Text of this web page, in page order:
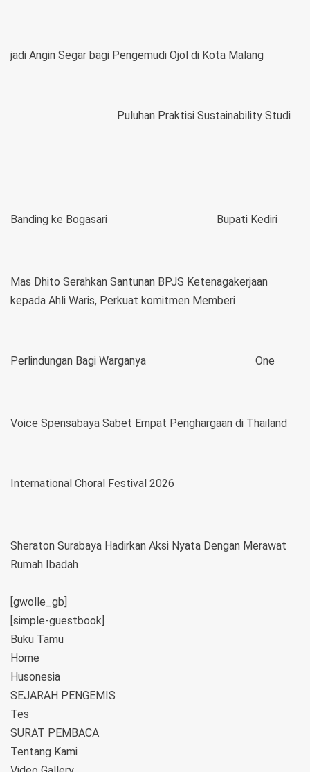
jadi Angin Segar bagi Pengemudi Ojol di Kota Malang
Puluhan Praktisi Sustainability Studi
Banding ke Bogasari Bupati Kediri
Mas Dhito Serahkan Santunan BPJS Ketenagakerjaan
kepada Ahli Waris, Perkuat komitmen Memberi
Perlindungan Bagi Warganya One
Voice Spensabaya Sabet Empat Penghargaan di Thailand
International Choral Festival 2026
Sheraton Surabaya Hadirkan Aksi Nyata Dengan Merawat
Rumah Ibadah
[gwolle_gb]
[simple-guestbook]
Buku Tamu
Home
Husonesia
SEJARAH PENGEMIS
Tes
SURAT PEMBACA
Tentang Kami